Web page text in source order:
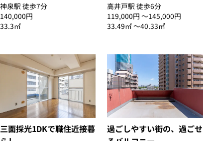
神泉駅 徒歩7分
140,000円
33.3㎡
高井戸駅 徒歩6分
119,000円 〜145,000円
33.49㎡ 〜40.33㎡
三面採光1DKで職住近接暮
過ごしやすい街の、過ごせ